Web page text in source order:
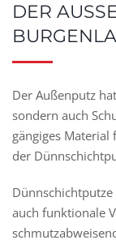
DER
Der Außenputz
sondern auch
gängiges Material
der
auch funktionale